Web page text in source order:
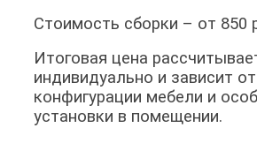
Стоимость сборки – от 850
Итоговая цена
индивидуально и зависит
конфигурации мебели и
установки в помещении.